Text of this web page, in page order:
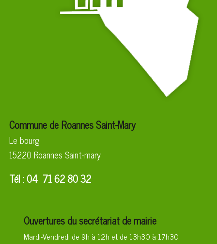
Commune de Roannes Saint-Mary
Le bourg
15220 Roannes Saint-mary
Tél : 04 71 62 80 32
Ouvertures du secrétariat de mairie
Mardi-Vendredi de 9h à 12h et de 13h30 à 17h30